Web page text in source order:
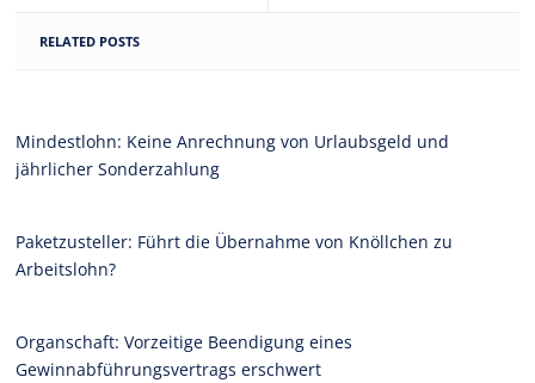
RELATED POSTS
Mindestlohn: Keine Anrechnung von Urlaubsgeld und
jährlicher Sonderzahlung
Paketzusteller: Führt die Übernahme von Knöllchen zu
Arbeitslohn?
Organschaft: Vorzeitige Beendigung eines
Gewinnabführungsvertrags erschwert